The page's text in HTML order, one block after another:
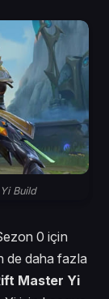
Build
0 için
de daha fazla
Master Yi